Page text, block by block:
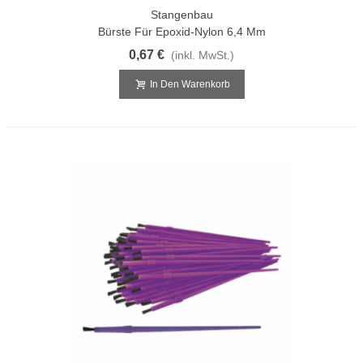
Stangenbau
Bürste Für Epoxid-Nylon 6,4 Mm
0,67 € (inkl. MwSt.)
In Den Warenkorb